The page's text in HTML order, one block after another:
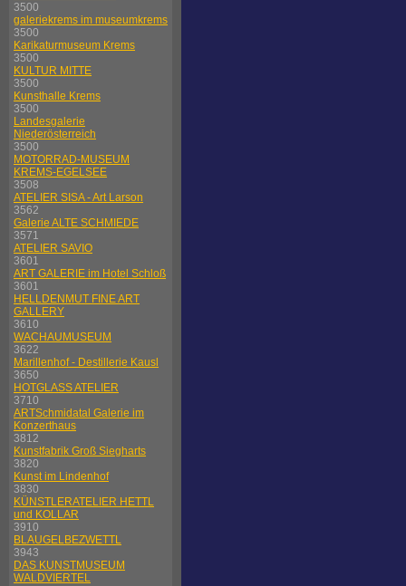
3500
galeriekrems im museumkrems
3500
Karikaturmuseum Krems
3500
KULTUR MITTE
3500
Kunsthalle Krems
3500
Landesgalerie
Niederösterreich
3500
MOTORRAD-MUSEUM
KREMS-EGELSEE
3508
ATELIER SISA - Art Larson
3562
Galerie ALTE SCHMIEDE
3571
ATELIER SAVIO
3601
ART GALERIE im Hotel Schloß
3601
HELLDENMUT FINE ART
GALLERY
3610
WACHAUMUSEUM
3622
Marillenhof - Destillerie Kausl
3650
HOTGLASS ATELIER
3710
ARTSchmidatal Galerie im
Konzerthaus
3812
Kunstfabrik Groß Siegharts
3820
Kunst im Lindenhof
3830
KÜNSTLERATELIER HETTL
und KOLLAR
3910
BLAUGELBEZWETTL
3943
DAS KUNSTMUSEUM
WALDVIERTEL